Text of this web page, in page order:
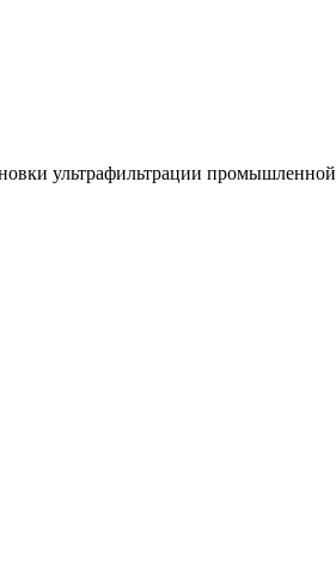
ультрафильтрации промышленной